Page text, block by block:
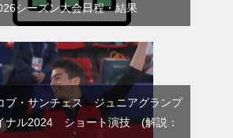
シーズン大会日程・結果
ブ・サンチェス ジュニアグランプ
ナル2024 ショート演技 (解説：